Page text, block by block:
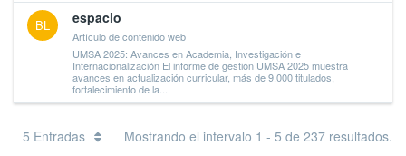
BL espacio
Artículo de contenido web
UMSA 2025: Avances en Academia, Investigación e
Internacionalización El informe de gestión UMSA 2025 muestra
avances en actualización curricular, más de 9.000 titulados,
fortalecimiento de la...
5 Entradas Mostrando el intervalo 1 - 5 de 237 resultados.